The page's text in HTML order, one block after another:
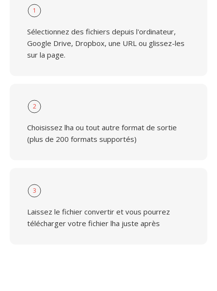
1
Sélectionnez des fichiers depuis l'ordinateur,
Google Drive, Dropbox, une URL ou glissez-les
sur la page.
2
Choisissez lha ou tout autre format de sortie
(plus de 200 formats supportés)
3
Laissez le fichier convertir et vous pourrez
télécharger votre fichier lha juste après